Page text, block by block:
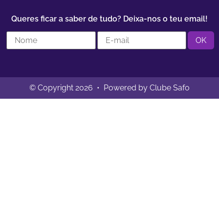
Queres ficar a saber de tudo? Deixa-nos o teu email!
© Copyright 2026 • Powered by Clube Safo